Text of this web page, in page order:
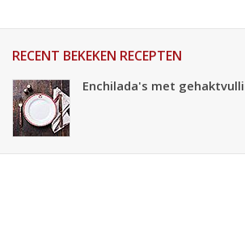
RECENT BEKEKEN RECEPTEN
Enchilada's met